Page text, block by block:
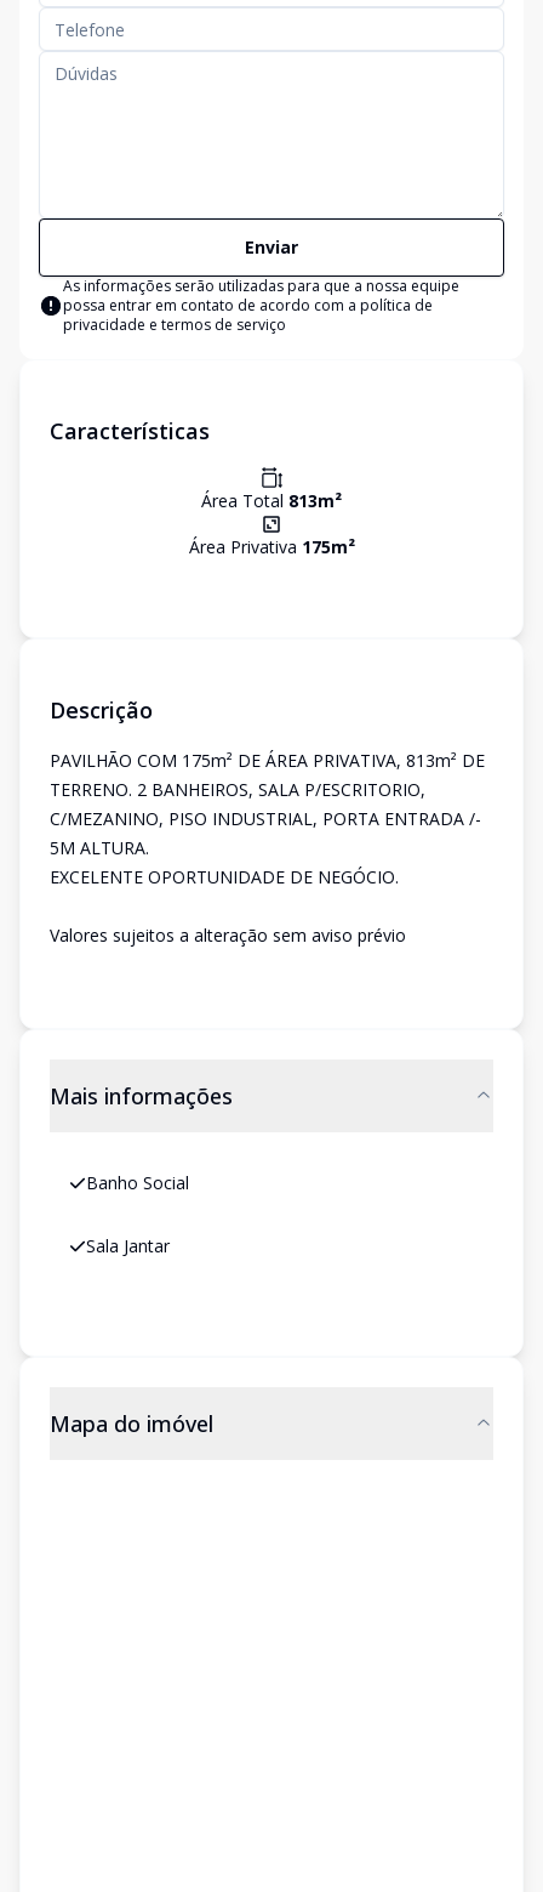
Enviar
As informações serão utilizadas para que a nossa equipe
possa entrar em contato de acordo com a política de
privacidade e termos de serviço
Características
Área Total 813m²
Área Privativa 175m²
Descrição
PAVILHÃO COM 175m² DE ÁREA PRIVATIVA, 813m² DE
TERRENO. 2 BANHEIROS, SALA P/ESCRITORIO,
C/MEZANINO, PISO INDUSTRIAL, PORTA ENTRADA /-
5M ALTURA.
EXCELENTE OPORTUNIDADE DE NEGÓCIO.
Valores sujeitos a alteração sem aviso prévio
Mais informações
Banho Social
Sala Jantar
Mapa do imóvel